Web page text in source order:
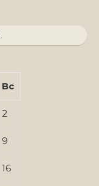
Вс
2
9
16